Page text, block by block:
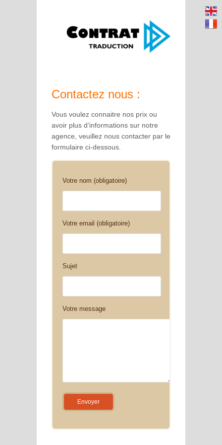
Contactez nous :
Vous voulez connaitre nos prix ou
avoir plus d’informations sur notre
agence, veuillez nous contacter par le
formulaire ci-dessous.
Votre nom (obligatoire)
Votre email (obligatoire)
Sujet
Votre message